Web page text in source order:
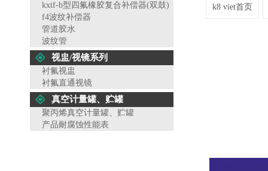
kxtf-b型四氟橡胶复合补偿器(双鼓)
f4波纹补偿器
管道胶水
波纹管
视盅/视镜系列
衬氟视盅
衬氟直通视镜
真空计量罐、贮罐
聚丙烯真空计量罐、贮罐
产品耐腐蚀性能表
k8 viet首页